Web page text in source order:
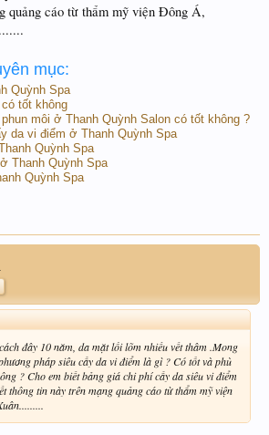
quảng cáo từ thẩm mỹ viện Đông Á,
mục:
Quỳnh Spa
tốt không
môi ở Thanh Quỳnh Salon có tốt không ?
da vi điểm ở Thanh Quỳnh Spa
Quỳnh Spa
Thanh Quỳnh Spa
Quỳnh Spa
đây 10 năm, da mặt lồi lõm nhiều vết thâm .Mong
pháp siêu cấy da vi điểm là gì ? Có tốt và phù
? Cho em biết bảng giá chi phí cấy da siêu vi điểm
thông tin này trên mạng quảng cáo từ thẩm mỹ viện